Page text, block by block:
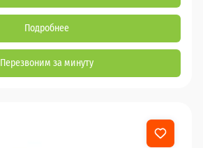
Подробнее
Перезвоним за минуту